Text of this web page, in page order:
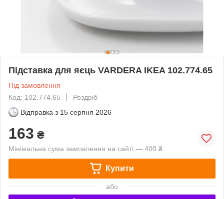
Підставка для яєць VARDERA IKEA 102.774.65
Під замовлення
Код: 102.774.65
Роздріб
Відправка з 15 серпня 2026
163 ₴
Мінімальна сума замовлення на сайті — 400 ₴
Купити
або